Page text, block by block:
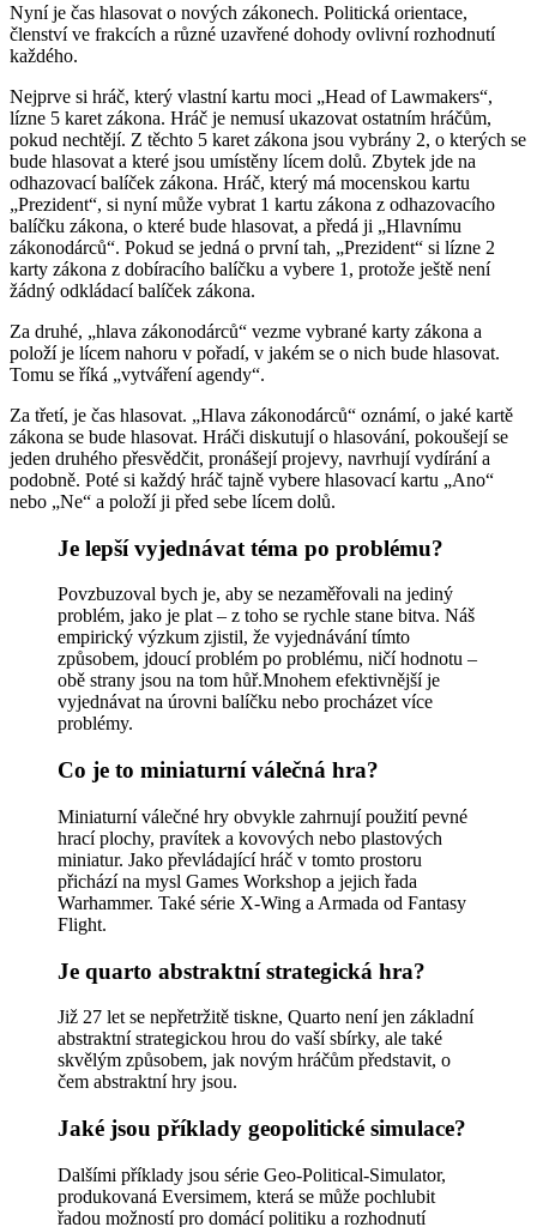
Nyní je čas hlasovat o nových zákonech. Politická orientace,
členství ve frakcích a různé uzavřené dohody ovlivní rozhodnutí
každého.
Nejprve si hráč, který vlastní kartu moci „Head of Lawmakers“,
lízne 5 karet zákona. Hráč je nemusí ukazovat ostatním hráčům,
pokud nechtějí. Z těchto 5 karet zákona jsou vybrány 2, o kterých se
bude hlasovat a které jsou umístěny lícem dolů. Zbytek jde na
odhazovací balíček zákona. Hráč, který má mocenskou kartu
„Prezident“, si nyní může vybrat 1 kartu zákona z odhazovacího
balíčku zákona, o které bude hlasovat, a předá ji „Hlavnímu
zákonodárců“. Pokud se jedná o první tah, „Prezident“ si lízne 2
karty zákona z dobíracího balíčku a vybere 1, protože ještě není
žádný odkládací balíček zákona.
Za druhé, „hlava zákonodárců“ vezme vybrané karty zákona a
položí je lícem nahoru v pořadí, v jakém se o nich bude hlasovat.
Tomu se říká „vytváření agendy“.
Za třetí, je čas hlasovat. „Hlava zákonodárců“ oznámí, o jaké kartě
zákona se bude hlasovat. Hráči diskutují o hlasování, pokoušejí se
jeden druhého přesvědčit, pronášejí projevy, navrhují vydírání a
podobně. Poté si každý hráč tajně vybere hlasovací kartu „Ano“
nebo „Ne“ a položí ji před sebe lícem dolů.
Je lepší vyjednávat téma po problému?
Povzbuzoval bych je, aby se nezaměřovali na jediný
problém, jako je plat – z toho se rychle stane bitva. Náš
empirický výzkum zjistil, že vyjednávání tímto
způsobem, jdoucí problém po problému, ničí hodnotu –
obě strany jsou na tom hůř.Mnohem efektivnější je
vyjednávat na úrovni balíčku nebo procházet více
problémy.
Co je to miniaturní válečná hra?
Miniaturní válečné hry obvykle zahrnují použití pevné
hrací plochy, pravítek a kovových nebo plastových
miniatur. Jako převládající hráč v tomto prostoru
přichází na mysl Games Workshop a jejich řada
Warhammer. Také série X-Wing a Armada od Fantasy
Flight.
Je quarto abstraktní strategická hra?
Již 27 let se nepřetržitě tiskne, Quarto není jen základní
abstraktní strategickou hrou do vaší sbírky, ale také
skvělým způsobem, jak novým hráčům představit, o
čem abstraktní hry jsou.
Jaké jsou příklady geopolitické simulace?
Dalšími příklady jsou série Geo-Political-Simulator,
produkovaná Eversimem, která se může pochlubit
řadou možností pro domácí politiku a rozhodnutí